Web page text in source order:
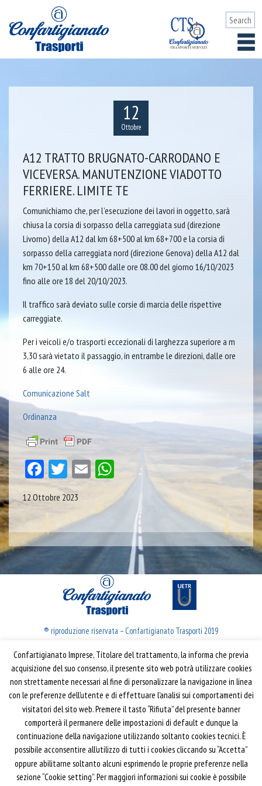
12
Ottobre
A12 TRATTO BRUGNATO-CARRODANO E
VICEVERSA. MANUTENZIONE VIADOTTO
FERRIERE. LIMITE TE
Comunichiamo che, per l’esecuzione dei lavori in oggetto, sarà
chiusa la corsia di sorpasso della carreggiata sud (direzione
Livorno) della A12 dal km 68+500 al km 68+700 e la corsia di
sorpasso della carreggiata nord (direzione Genova) della A12 dal
km 70+150 al km 68+500 dalle ore 08.00 del giorno 16/10/2023
fino alle ore 18 del 20/10/2023.
Il traffico sarà deviato sulle corsie di marcia delle rispettive
carreggiate.
Per i veicoli e/o trasporti eccezionali di larghezza superiore a m
3,30 sarà vietato il passaggio, in entrambe le direzioni, dalle ore
6 alle ore 24.
Comunicazione Salt
Ordinanza
Facebook
Twitter
Email WhatsApp
12 Ottobre 2023
® riproduzione riservata – Confartigianato Trasporti 2019
Confartigianato Trasporti
Via S. Giovanni in Laterano, 152 | 00184 Roma
T: 06 70374.275
trasporti@confartigianato.it
confartigianatotrasporti@pec.it
Privacy e Cookie Policy
Informativa
Confartigianato Imprese, Titolare del trattamento, la informa che previa
acquisizione del suo consenso, il presente sito web potrà utilizzare cookies
non strettamente necessari al fine di personalizzare la navigazione in linea
con le preferenze dell’utente e di effettuare l’analisi sui comportamenti dei
visitatori del sito web. Premere il tasto “Rifiuta” del presente banner
comporterà il permanere delle impostazioni di default e dunque la
continuazione della navigazione utilizzando soltanto cookies tecnici. È
possibile acconsentire all’utilizzo di tutti i cookies cliccando su “Accetta”
oppure abilitarne soltanto alcuni esprimendo le proprie preferenze nella
sezione “Cookie setting”. Per maggiori informazioni sui cookie è possibile